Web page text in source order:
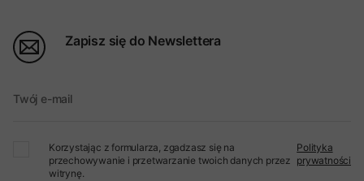
Zapisz się do Newslettera
Twój e-mail
Korzystając z formularza, zgadzasz się na
przechowywanie i przetwarzanie twoich danych przez
witrynę.
Polityka
prywatności